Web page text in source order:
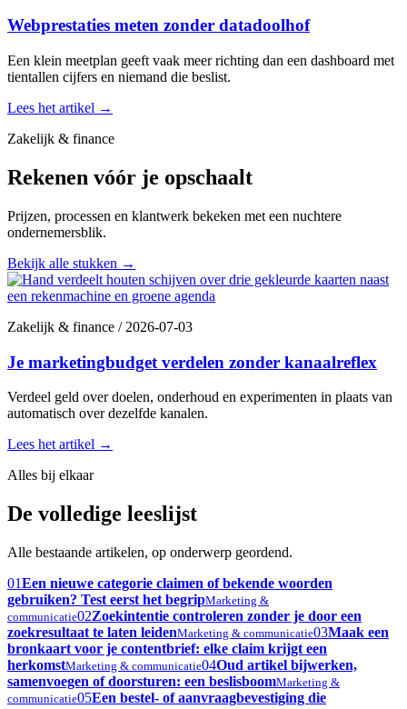
Webprestaties meten zonder datadoolhof
Een klein meetplan geeft vaak meer richting dan een dashboard met
tientallen cijfers en niemand die beslist.
Lees het artikel →
Zakelijk & finance
Rekenen vóór je opschaalt
Prijzen, processen en klantwerk bekeken met een nuchtere
ondernemersblik.
Bekijk alle stukken →
Zakelijk & finance /2026-07-03
Je marketingbudget verdelen zonder kanaalreflex
Verdeel geld over doelen, onderhoud en experimenten in plaats van
automatisch over dezelfde kanalen.
Lees het artikel →
Alles bij elkaar
De volledige leeslijst
Alle bestaande artikelen, op onderwerp geordend.
01Een nieuwe categorie claimen of bekende woorden
gebruiken? Test eerst het begripMarketing &
communicatie02Zoekintentie controleren zonder je door een
zoekresultaat te laten leidenMarketing & communicatie03Maak een
bronkaart voor je contentbrief: elke claim krijgt een
herkomstMarketing & communicatie04Oud artikel bijwerken,
samenvoegen of doorsturen: een beslisboomMarketing &
communicatie05Een bestel- of aanvraagbevestiging die